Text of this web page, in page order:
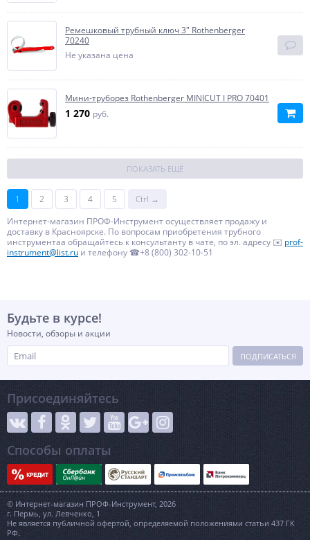
Ремешковый трубный ключ 3" Rothenberger
70240
Не указана цена
Мини-труборез Rothenberger MINICUT I PRO 70401
1 270 руб.
ПОКАЗАТЬ ЕЩЁ
1 2 3 4 5
Ctrl →
Интернет-магазин ПРОФ-Инструмент осуществляет продажу и
доставку в Красноярске. По вопросам приобретения трубного
инструментаа обращайтесь к консультанту в чате, по эл. адресу ✉️ prof-
instrument@list.ru и телефону ☎+8 (800) 302-10-51
Будьте в курсе!
Новости, обзоры и акции
ПОДПИСАТЬСЯ
Присоединяйтесь
Способы оплаты
© Интернет-магазин ПРОФ-Инструмент, 2026
г. Пермь, ул. Левченко, 1
Не является публичной офертой, определяемой положениями статьи 437 ГК
РФ.